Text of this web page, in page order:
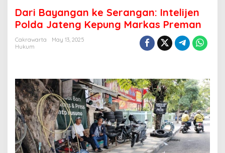
r
i
B
a
a
n
k
e
S
e
r
a
Dari Bayangan ke Serangan: Intelijen
Polda Jateng Kepung Markas Preman
Cakrawarta
May 13, 2025
Hukum